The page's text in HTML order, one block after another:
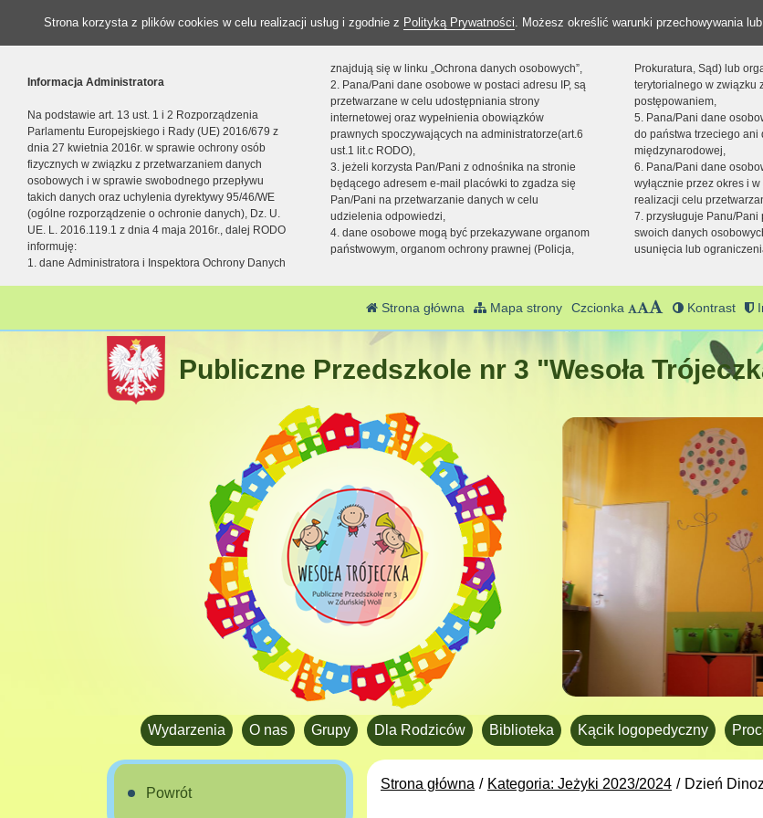
Strona korzysta z plików cookies w celu realizacji usług i zgodnie z Polityką Prywatności. Możesz określić warunki przechowywania
Informacja Administratora
Na podstawie art. 13 ust. 1 i 2 Rozporządzenia
Parlamentu Europejskiego i Rady (UE) 2016/679 z
dnia 27 kwietnia 2016r. w sprawie ochrony osób
fizycznych w związku z przetwarzaniem danych
osobowych i w sprawie swobodnego przepływu
takich danych oraz uchylenia dyrektywy 95/46/WE
(ogólne rozporządzenie o ochronie danych), Dz. U.
UE. L. 2016.119.1 z dnia 4 maja 2016r., dalej RODO
informuję:
1. dane Administratora i Inspektora Ochrony Danych
znajdują się w linku „Ochrona danych osobowych”,
2. Pana/Pani dane osobowe w postaci adresu IP, są
przetwarzane w celu udostępniania strony
internetowej oraz wypełnienia obowiązków
prawnych spoczywających na administratorze(art.6
ust.1 lit.c RODO),
3. jeżeli korzysta Pan/Pani z odnośnika na stronie
będącego adresem e-mail placówki to zgadza się
Pan/Pani na przetwarzanie danych w celu
udzielenia odpowiedzi,
4. dane osobowe mogą być przekazywane organom
państwowym, organom ochrony prawnej (Policja,
Prokuratura, Sąd) lub
terytorialnego w związku
postępowaniem,
5. Pana/Pani dane
do państwa trzeciego ani
międzynarodowej,
6. Pana/Pani dane
wyłącznie przez okres i
realizacji celu
7. przysługuje Panu/
swoich danych
usunięcia lub
Strona główna Mapa strony Czcionka Kontrast
Publiczne Przedszkole nr 3 "Wesoła
Wydarzenia O nas Grupy Dla Rodziców Biblioteka Kącik logopedyczny
Strona główna Kategoria: Jeżyki 2023/2024 Dzień
Powrót